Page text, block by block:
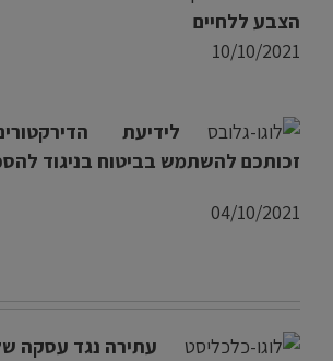
הצבע ללחיים
10/10/2021
לידיעת
זכותכם להשתמש בביטוח בניגוד
04/10/2021
עתירה נגד עסקה